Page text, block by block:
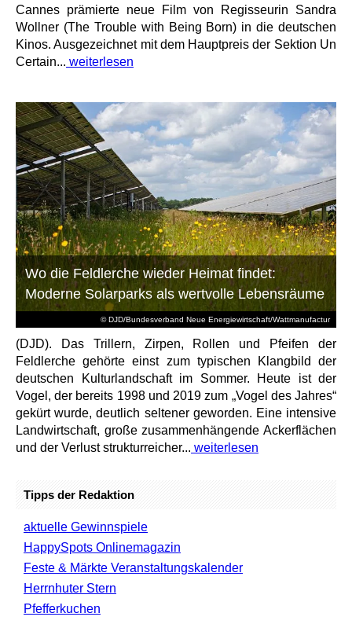
Cannes prämierte neue Film von Regisseurin Sandra
Wollner (The Trouble with Being Born) in die deutschen
Kinos. Ausgezeichnet mit dem Hauptpreis der Sektion Un
Certain... weiterlesen
© DJD/Bundesverband Neue Energiewirtschaft/Wattmanufactur
Wo die Feldlerche wieder Heimat findet:
Moderne Solarparks als wertvolle Lebensräume
(DJD). Das Trillern, Zirpen, Rollen und Pfeifen der
Feldlerche gehörte einst zum typischen Klangbild der
deutschen Kulturlandschaft im Sommer. Heute ist der
Vogel, der bereits 1998 und 2019 zum „Vogel des Jahres“
gekürt wurde, deutlich seltener geworden. Eine intensive
Landwirtschaft, große zusammenhängende Ackerflächen
und der Verlust strukturreicher... weiterlesen
Tipps der Redaktion
aktuelle Gewinnspiele
HappySpots Onlinemagazin
Feste & Märkte Veranstaltungskalender
Herrnhuter Stern
Pfefferkuchen